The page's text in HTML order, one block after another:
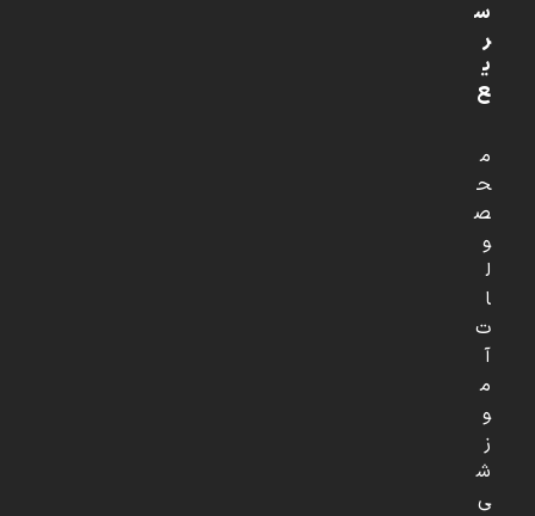
س
ر
ی
ع
م
ح
ص
و
ل
ا
ت
آ
م
و
ز
ش
ی